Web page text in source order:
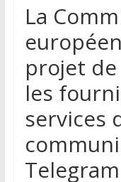
La
projet
les
services